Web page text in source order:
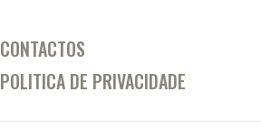
CONTACTOS
POLITICA DE PRIVACIDADE